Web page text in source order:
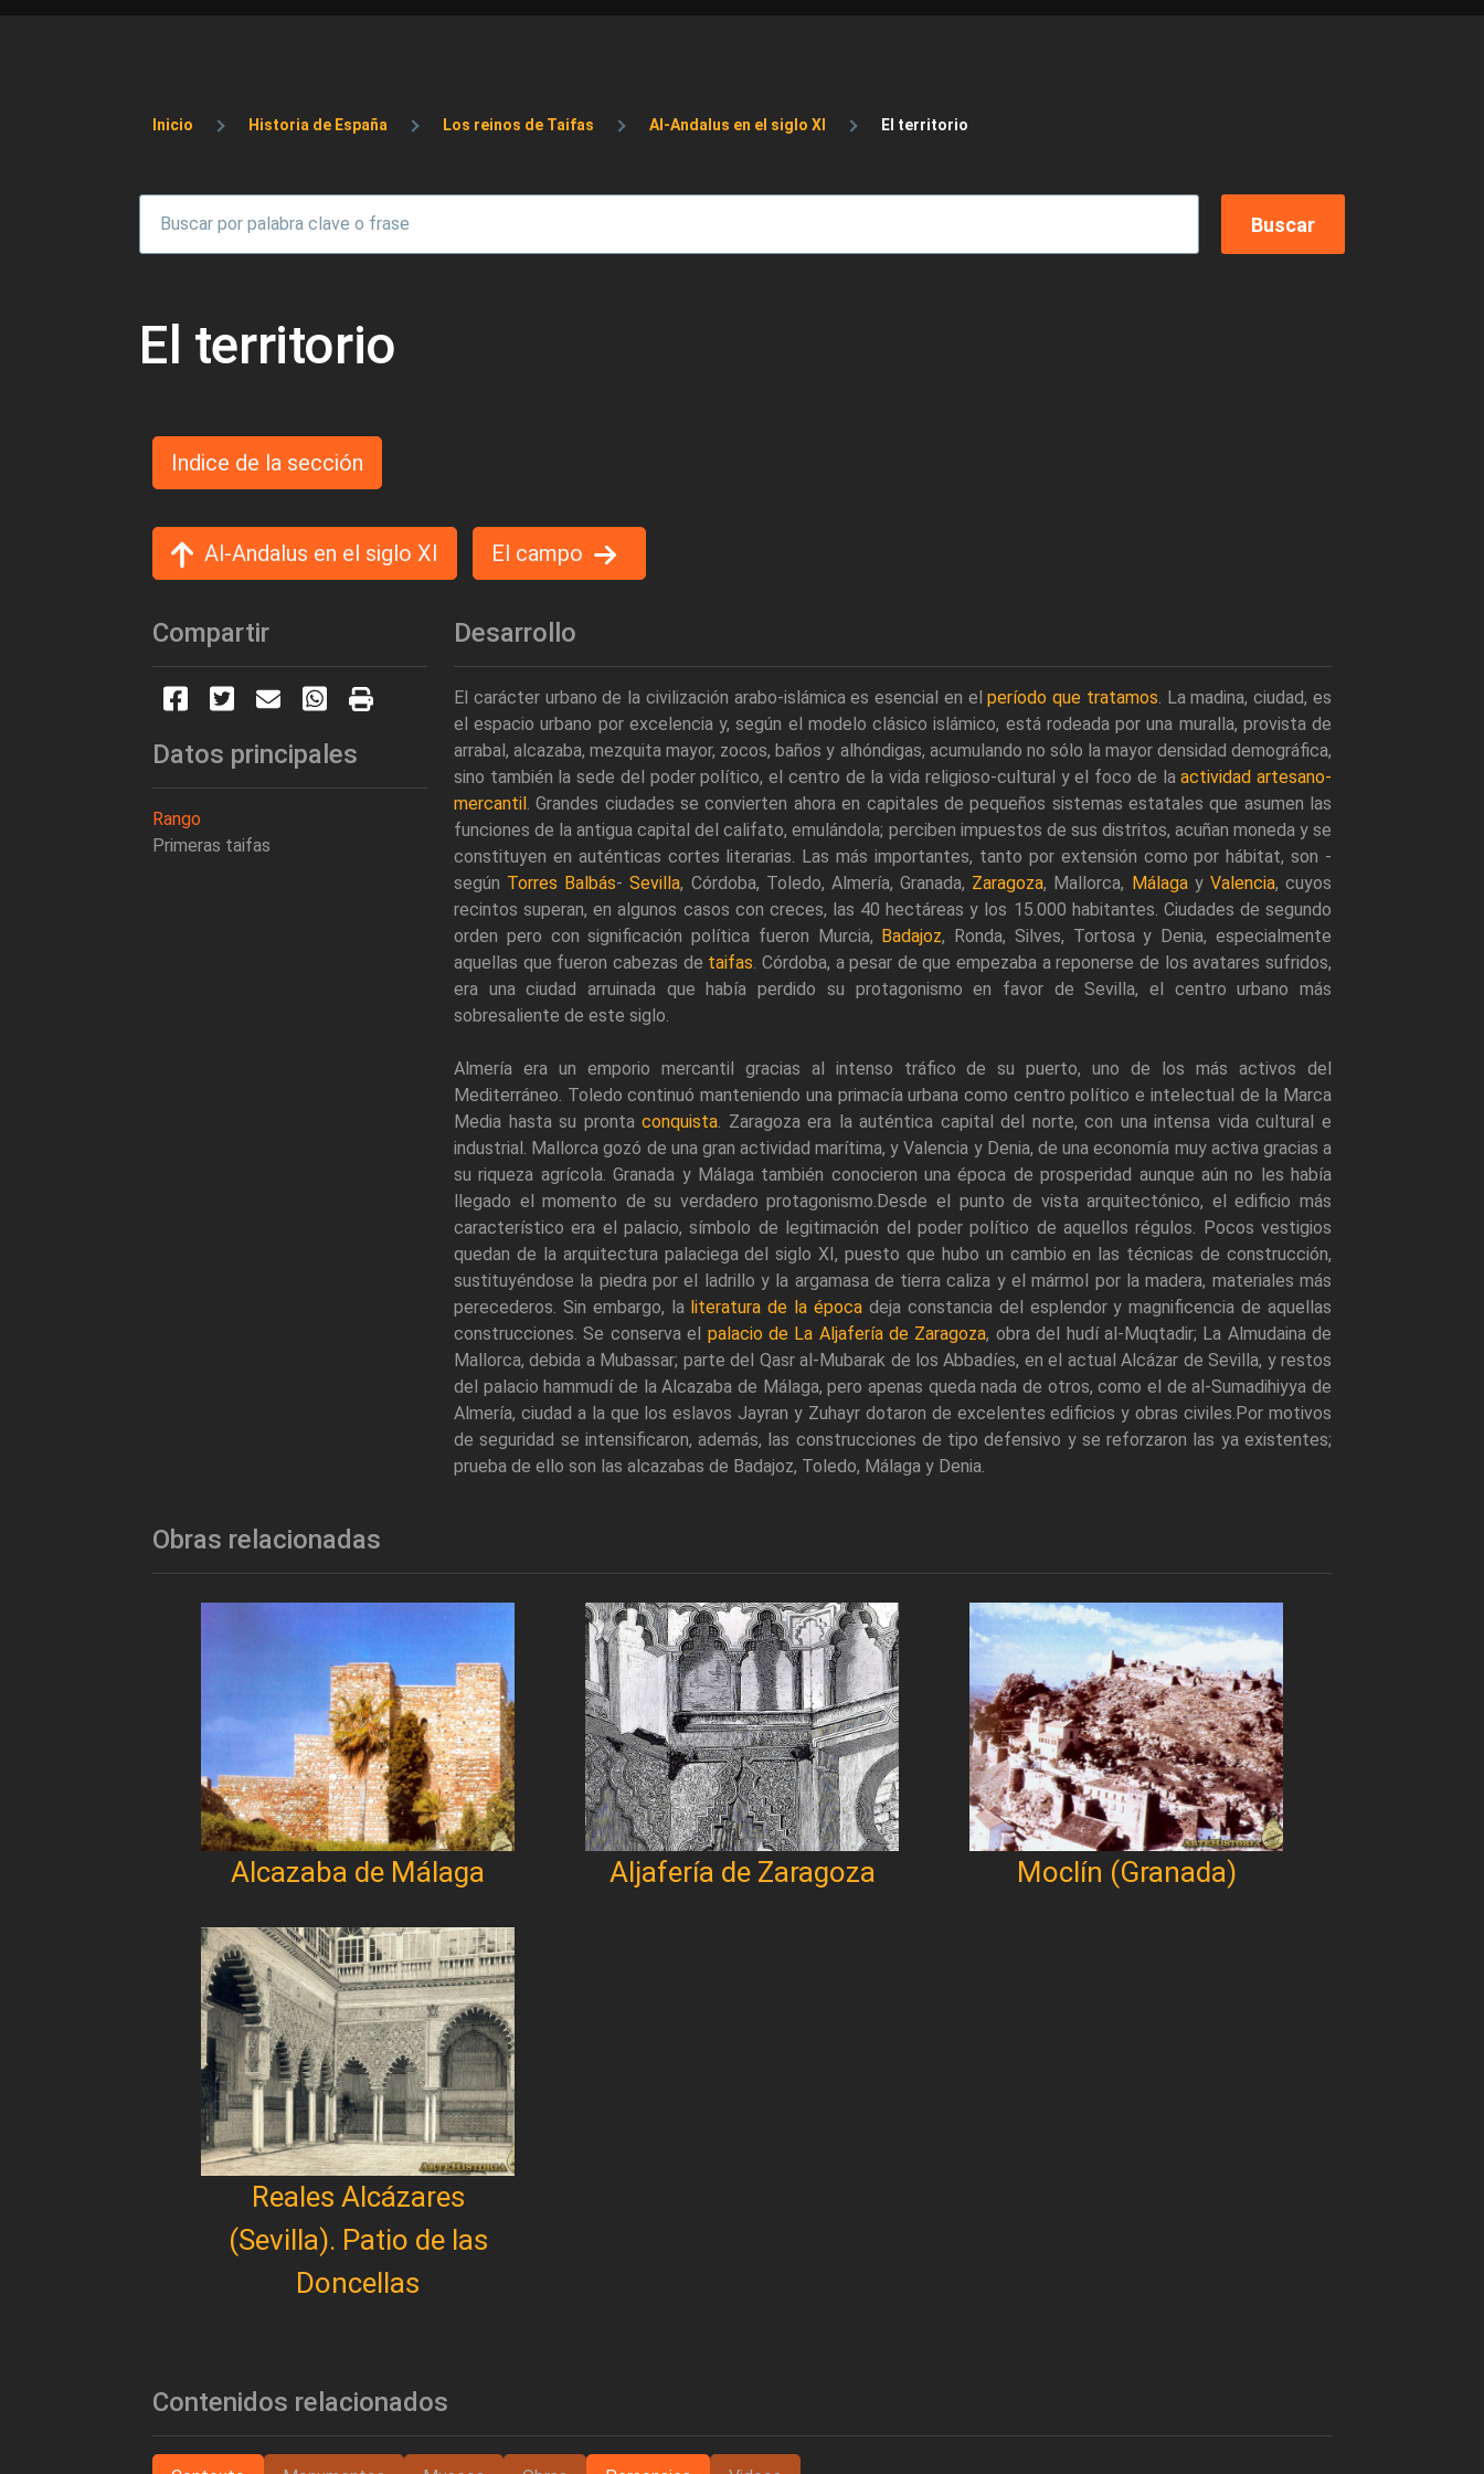
Sobrescribir enlaces de ayuda a la navegación
Inicio Historia de España Los reinos de Taifas Al-Andalus en el siglo XI El territorio
El territorio
Indice de la sección
Al-Andalus en el siglo XI El campo
Compartir
Datos principales
Rango
Primeras taifas
Desarrollo
El carácter urbano de la civilización arabo-islámica es esencial en elperíodo que tratamos. La madina, ciudad, es
el espacio urbano por excelencia y, según el modelo clásico islámico, está rodeada por una muralla, provista de
arrabal, alcazaba, mezquita mayor, zocos, baños y alhóndigas, acumulando no sólo la mayor densidad demográfica,
sino también la sede del poder político, el centro de la vida religioso-cultural y el foco de laactividad artesano-
mercantil. Grandes ciudades se convierten ahora en capitales de pequeños sistemas estatales que asumen las
funciones de la antigua capital del califato, emulándola; perciben impuestos de sus distritos, acuñan moneda y se
constituyen en auténticas cortes literarias. Las más importantes, tanto por extensión como por hábitat, son -
según Torres Balbás-Sevilla, Córdoba, Toledo, Almería, Granada, Zaragoza, Mallorca, Málagay Valencia, cuyos
recintos superan, en algunos casos con creces, las 40 hectáreas y los 15.000 habitantes. Ciudades de segundo
orden pero con significación política fueron Murcia, Badajoz, Ronda, Silves, Tortosa y Denia, especialmente
aquellas que fueron cabezas de taifas. Córdoba, a pesar de que empezaba a reponerse de los avatares sufridos,
era una ciudad arruinada que había perdido su protagonismo en favor de Sevilla, el centro urbano más
sobresaliente de este siglo.
Almería era un emporio mercantil gracias al intenso tráfico de su puerto, uno de los más activos del
Mediterráneo. Toledo continuó manteniendo una primacía urbana como centro político e intelectual de la Marca
Media hasta su prontaconquista. Zaragoza era la auténtica capital del norte, con una intensa vida cultural e
industrial. Mallorca gozó de una gran actividad marítima, y Valencia y Denia, de una economía muy activa gracias a
su riqueza agrícola. Granada y Málaga también conocieron una época de prosperidad aunque aún no les había
llegado el momento de su verdadero protagonismo.Desde el punto de vista arquitectónico, el edificio más
característico era el palacio, símbolo de legitimación del poder político de aquellos régulos. Pocos vestigios
quedan de la arquitectura palaciega del siglo XI, puesto que hubo un cambio en las técnicas de construcción,
sustituyéndose la piedra por el ladrillo y la argamasa de tierra caliza y el mármol por la madera, materiales más
perecederos. Sin embargo, la literatura de la época deja constancia del esplendor y magnificencia de aquellas
construcciones. Se conserva el palacio de La Aljafería de Zaragoza, obra del hudí al-Muqtadir; La Almudaina de
Mallorca, debida a Mubassar; parte del Qasr al-Mubarak de los Abbadíes, en el actual Alcázar de Sevilla, y restos
del palacio hammudí de la Alcazaba de Málaga, pero apenas queda nada de otros, como el de al-Sumadihiyya de
Almería, ciudad a la que los eslavos Jayran y Zuhayr dotaron de excelentes edificios y obras civiles.Por motivos
de seguridad se intensificaron, además, las construcciones de tipo defensivo y se reforzaron las ya existentes;
prueba de ello son las alcazabas de Badajoz, Toledo, Málaga y Denia.
Obras relacionadas
Alcazaba de Málaga Aljafería de Zaragoza Moclín (Granada)
Reales Alcázares
(Sevilla). Patio de las
Doncellas
Contenidos relacionados